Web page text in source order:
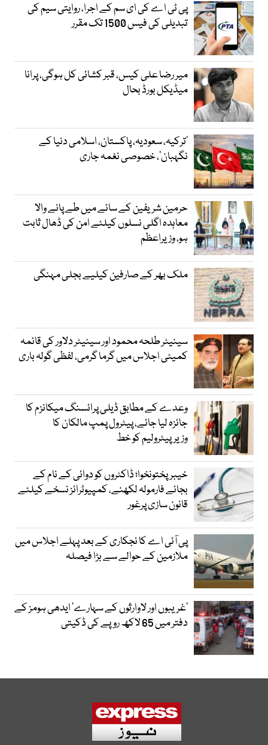
پی ٹی اے کی ای سم کے اجرا، روایتی سیم کی
تبدیلی کی فیس 1500 تک مقرر
میر رضا علی کیس، قبر کشائی کل ہوگی، پرانا
میڈیکل بورڈ بحال
‘ترکیہ، سعودیہ، پاکستان، اسلامی دنیا کے
نگہبان’، خصوصی نغمہ جاری
حرمین شریفین کے سائے میں طے پانے والا
معاہدہ اگلی نسلوں کیلئے امن کی ڈھال ثابت
ہو، وزیراعظم
ملک بھر کے صارفین کیلیے بجلی مہنگی
سینیٹر طلحہ محمود اور سینیٹر دلاور کی قائمہ
کمیٹی اجلاس میں گرما گرمی، لفظی گولہ باری
وعدے کے مطابق ڈیلی پرائسنگ میکانزم کا
جائزہ لیا جائے، پیٹرول پمپ مالکان کا
وزیرپیٹرولیم کو خط
خیبرپختونخوا؛ ڈاکٹروں کو دوائی کے نام کے
بجائے فارمولہ لکھنے، کمپیوٹرائز نسخے کیلئے
قانون سازی پرغور
پی آئی اے کا نجکاری کے بعد پہلے اجلاس میں
ملازمین کے حوالے سے بڑا فیصلہ
’غریبوں اور لاوارثوں کے سہارے‘ ایدھی ہومز کے
دفتر میں 65 لاکھ روپے کی ڈکیتی